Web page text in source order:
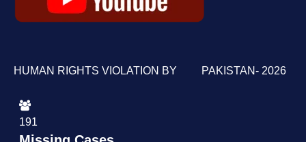
HUMAN RIGHTS VIOLATION BY PAKISTAN- 2026
191